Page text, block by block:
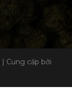
| Cung cấp bởi